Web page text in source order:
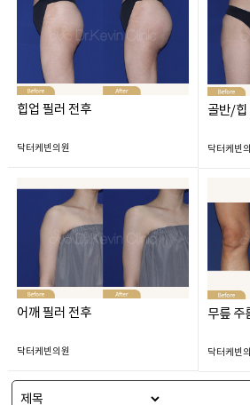
힙업 필러 전후
닥터케빈의원
골반/힙
닥터케빈
어깨 필러 전후
닥터케빈의원
무릎 주
닥터케빈